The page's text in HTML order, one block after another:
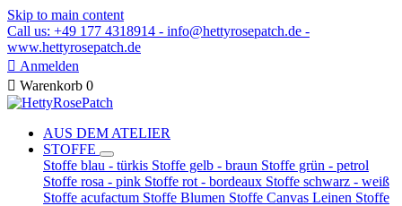
Skip to main content
Call us: +49 177 4318914 - info@hettyrosepatch.de -
www.hettyrosepatch.de
 Anmelden
 Warenkorb 0
AUS DEM ATELIER
STOFFE
Stoffe blau - türkis Stoffe gelb - braun Stoffe grün - petrol
Stoffe rosa - pink Stoffe rot - bordeaux Stoffe schwarz - weiß
Stoffe acufactum Stoffe Blumen Stoffe Canvas Leinen Stoffe